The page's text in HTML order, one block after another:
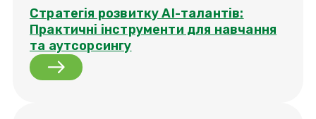
Стратегія розвитку AI-талантів:
Практичні інструменти для навчання
та аутсорсингу